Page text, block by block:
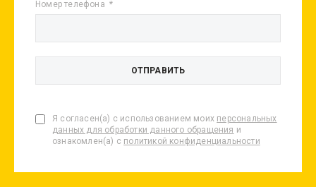
Номер телефона
Я согласен(а) с использованием моих персональных
данных для обработки данного обращения и
ознакомлен(а) с политикой конфиденциальности